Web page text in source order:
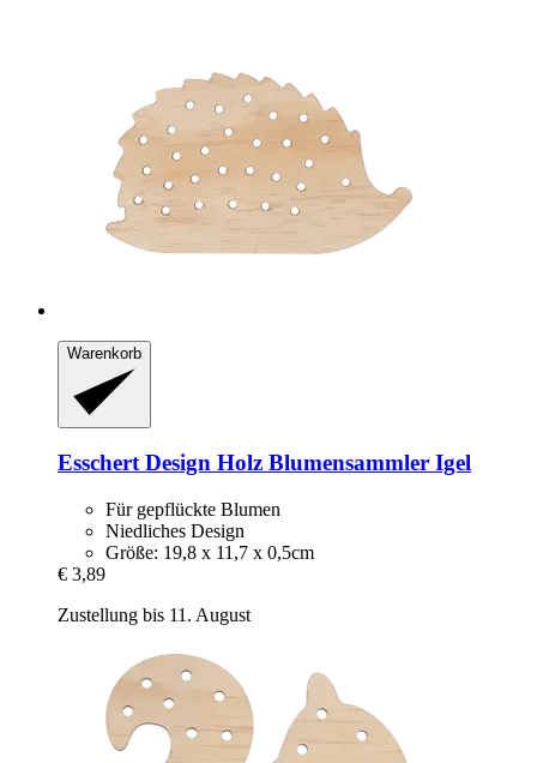
Warenkorb
Esschert Design Holz Blumensammler Igel
Für gepflückte Blumen
Niedliches Design
Größe: 19,8 x 11,7 x 0,5cm
€ 3,89
Zustellung bis 11. August